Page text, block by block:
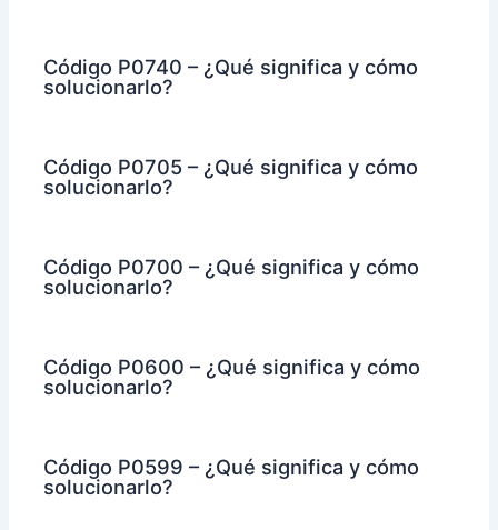
Código P0740 – ¿Qué significa y cómo
solucionarlo?
Código P0705 – ¿Qué significa y cómo
solucionarlo?
Código P0700 – ¿Qué significa y cómo
solucionarlo?
Código P0600 – ¿Qué significa y cómo
solucionarlo?
Código P0599 – ¿Qué significa y cómo
solucionarlo?